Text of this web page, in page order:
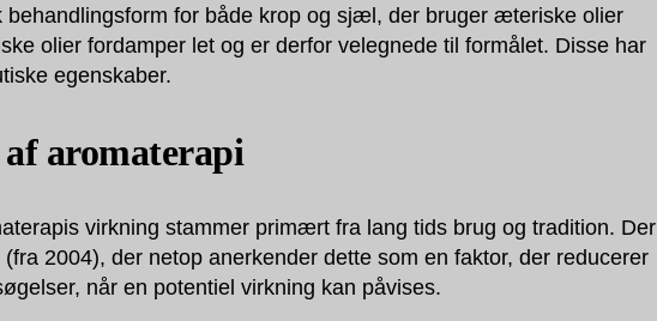
behandlingsform for både krop og sjæl, der bruger æteriske olier
olier fordamper let og er derfor velegnede til formålet. Disse har
egenskaber.
aromaterapi
virkning stammer primært fra lang tids brug og tradition. Der
2004), der netop anerkender dette som en faktor, der reducerer
når en potentiel virkning kan påvises.